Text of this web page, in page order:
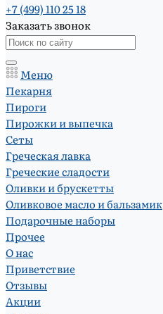
+7 (499) 110 25 18
Заказать звонок
Меню
Пекарня
Пироги
Пирожки и выпечка
Сеты
Греческая лавка
Греческие сладости
Оливки и брускетты
Оливковое масло и бальзамик
Подарочные наборы
Прочее
О нас
Приветствие
Отзывы
Акции